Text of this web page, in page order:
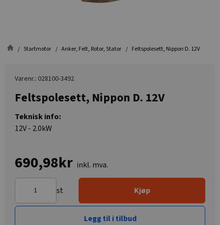
Startmotor Anker, Felt, Rotor, Stator Feltspolesett, Nippon D. 12V
Varenr.: 028100-3492
Feltspolesett, Nippon D. 12V
Teknisk info:
12V - 2.0kW
690,98kr inkl. mva.
st Kjøp
Legg til i tilbud